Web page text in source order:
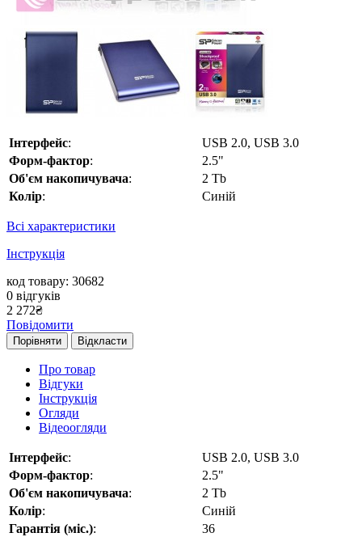
Інтерфейс:
USB 2.0, USB 3.0
Форм-фактор:
2.5"
Об'єм накопичувача:
2 Tb
Колір: Синій
Всі характеристики
Інструкція
код товару: 30682
0 відгуків
2 272₴
Повідомити
Порівняти Відкласти
Про товар
Відгуки
Інструкція
Огляди
Відеоогляди
Інтерфейс:
USB 2.0, USB 3.0
Форм-фактор:
2.5"
Об'єм накопичувача:
2 Tb
Колір:
Синій
Гарантія (міс.): 36